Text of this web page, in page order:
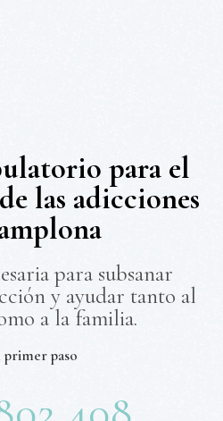
para el
las adicciones
para subsanar
y ayudar tanto al
a la familia.
primer paso